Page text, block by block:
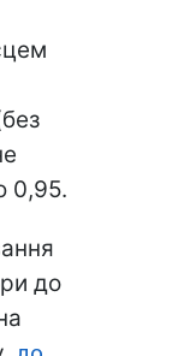
0,95.
до